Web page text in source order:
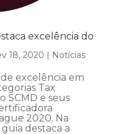
excelência do
18, 2020 | Notícias
excelência em
Tax
SCMD e seus
2020. Na
destaca a